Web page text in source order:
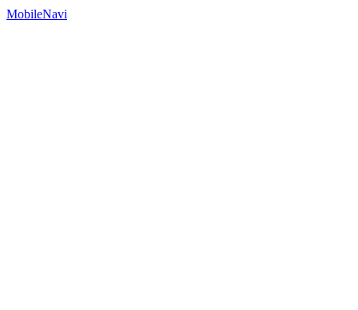
MobileNavi